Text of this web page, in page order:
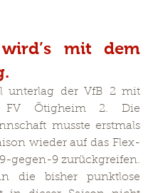
mit dem
unterlag der VfB 2 mit
Ötigheim 2. Die
musste erstmals
wieder auf das Flex-
gegen-9 zurückgreifen.
die bisher punktlose